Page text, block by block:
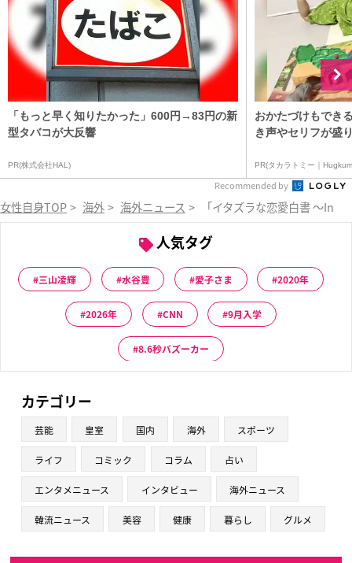
「もっと早く知りたかった」600円→83円の新
型タバコが大反響
PR(株式会社HAL)
おかたづけもでき
き声やセリフが盛
PR(タカラトミー｜
Recommended by
女性自身TOP > 海外 > 海外ニュース > 「イタズラな恋愛白書 ～In
人気タグ
三山凌輝 水谷豊 愛子さま 2020年
2026年 CNN 9月入学
8.6秒バズーカー
カテゴリー
芸能 皇室 国内 海外 スポーツ
ライフ コミック コラム 占い
エンタメニュース インタビュー 海外ニュース
韓流ニュース 美容 健康 暮らし グルメ